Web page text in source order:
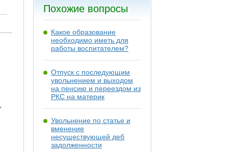
Похожие вопросы
Какое образование
необходимо иметь для
работы воспитателем?
Отпуск с последующим
увольнением и выходом
на пенсию и переездом из
РКС на материк
Увольнение по статье и
вменение
несуществующей деб
задолженности